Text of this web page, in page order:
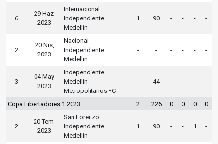
6
29 Haz,
2023
Internacional
Independiente
Medellin
1 90 - - - -
2
20 Nis,
2023
Nacional
Independiente
Medellin
- - - - - -
3
04 May,
2023
Independiente
Medellin
Metropolitanos FC
- 44 - - - -
Copa Libertadores 1 2023 2 226 0 0 0 0
2
20 Tem,
2023
San Lorenzo
Independiente
Medellin
1 90 - - 1 -